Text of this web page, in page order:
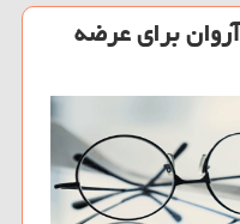
برای عرضه